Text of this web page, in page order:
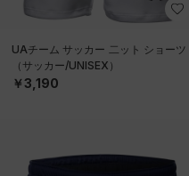
UAチーム サッカー 二ット ショーツ
（サッカー/UNISEX）
￥3,190